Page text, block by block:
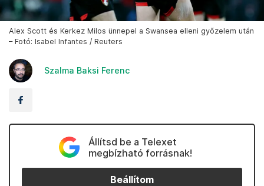
Alex Scott és Kerkez Milos ünnepel a Swansea elleni győzelem után
– Fotó: Isabel Infantes / Reuters
Szalma Baksi Ferenc
Állítsd be a Telexet
megbízható forrásnak!
Beállítom